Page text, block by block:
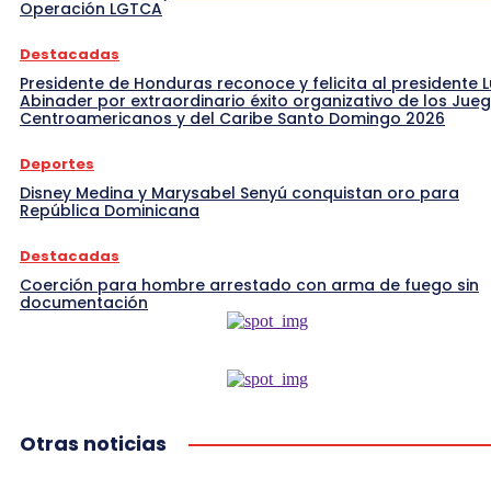
Operación LGTCA
Destacadas
Presidente de Honduras reconoce y felicita al presidente
Abinader por extraordinario éxito organizativo de los
Centroamericanos y del Caribe Santo Domingo 2026
Deportes
Disney Medina y Marysabel Senyú conquistan oro para
República Dominicana
Destacadas
Coerción para hombre arrestado con arma de fuego sin
documentación
Otras noticias